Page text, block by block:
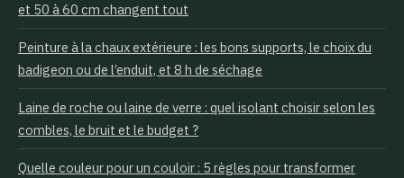
et 50 à 60 cm changent tout
Peinture à la chaux extérieure : les bons supports, le choix du
badigeon ou de l’enduit, et 8 h de séchage
Laine de roche ou laine de verre : quel isolant choisir selon les
combles, le bruit et le budget ?
Quelle couleur pour un couloir : 5 règles pour transformer